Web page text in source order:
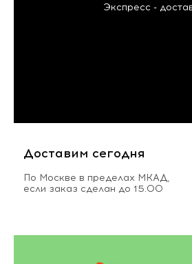
Экспресс -
Доставим сегодня
По Москве в пределах МКАД,
если заказ сделан до 15.00